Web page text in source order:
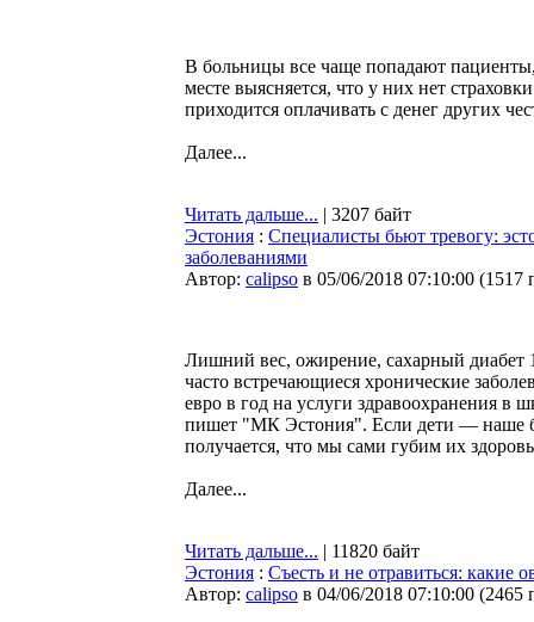
В больницы все чаще попадают
месте выясняется, что у них нет
приходится оплачивать с денег других
Далее...
Читать дальше... | 3207 байт
Эстония : Специалисты бьют тревогу:
заболеваниями
Автор: calipso в 05/06/2018 07:10:00 (1517
Лишний вес, ожирение, сахарный диабет
часто встречающиеся хронические
евро в год на услуги здравоохранения в
пишет "МК Эстония". Если дети — наше
получается, что мы сами губим их
Далее...
Читать дальше... | 11820 байт
Эстония : Съесть и не отравиться: какие
Автор: calipso в 04/06/2018 07:10:00 (2465